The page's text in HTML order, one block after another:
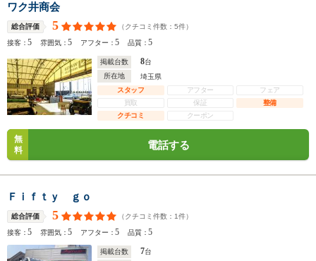
ワク井商会
総合評価 5 （クチコミ件数： 5件）
接客：5 雰囲気：5 アフター：5 品質：5
掲載台数 8台
所在地
埼玉県
スタッフ
アフター
フェア
買取
保証
整備
クチコミ
クーポン
無
料
電話する
Ｆｉｆｔｙ ｇｏ
総合評価 5 （クチコミ件数： 1件）
接客：5 雰囲気：5 アフター：5 品質：5
掲載台数 7台